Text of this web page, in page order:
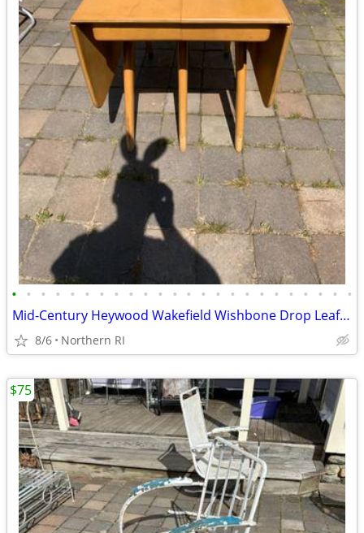
• • • • • • • • • • • • • • • • • • • • • • • •
Mid-Century Heywood Wakefield Wishbone Drop Leaf Dining table A476
8/6 Northern RI
$75